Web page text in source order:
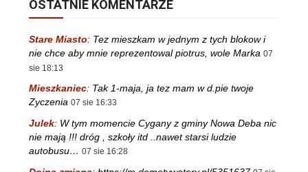
OSTATNIE KOMENTARZE
Stare Miasto: Tez mieszkam w jednym z tych blokow i
nie chce aby mnie reprezentowal piotrus, wole Marka 07
sie 18:13
Mieszkaniec: Tak 1-maja, ja tez mam w d.pie twoje
Zyczenia 07 sie 16:33
Julek: W tym momencie Cygany z gminy Nowa Deba nic
nie mają !!! dróg , szkoły itd ..nawet starsi ludzie
autobusu… 07 sie 16:28